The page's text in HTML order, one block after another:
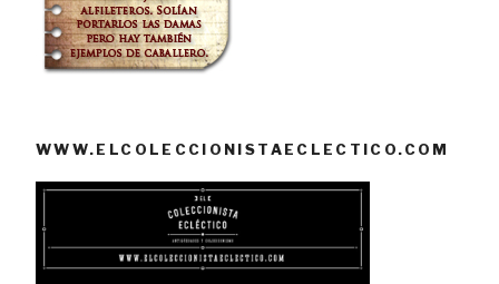
WWW.ELCOLECCIONISTAECLECTICO.COM